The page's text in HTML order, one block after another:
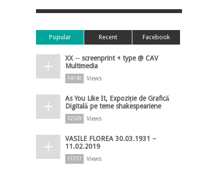
Popular Recent Facebook
XX ─ screenprint + type @ CAV
Multimedia
14740 Views
As You Like It, Expoziție de Grafică
Digitală pe teme shakespeariene
12329 Views
VASILE FLOREA 30.03.1931 –
11.02.2019
11757 Views